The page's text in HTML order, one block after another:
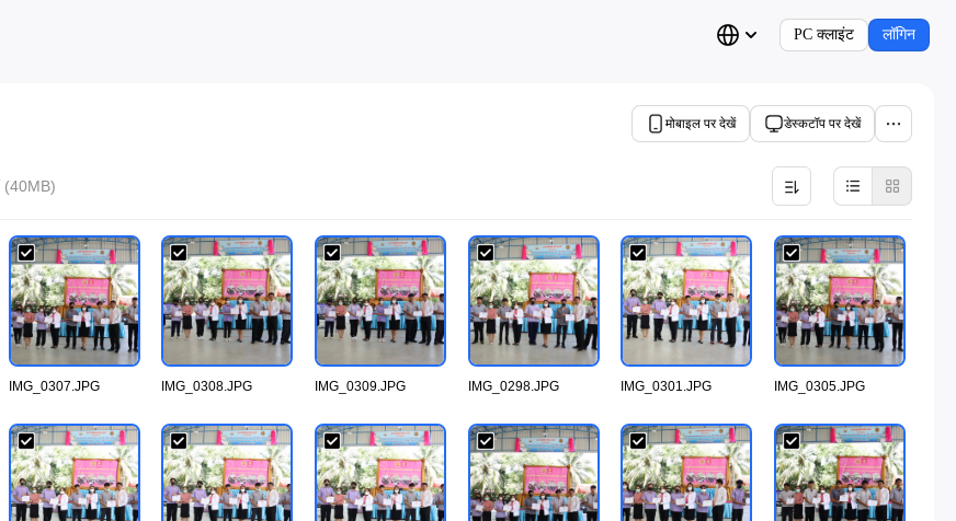
PC क्लाइंट लॉगिन
मोबाइल पर देखें डेस्कटॉप पर देखें
(40MB)
IMG_0307.JPG IMG_0308.JPG IMG_0309.JPG IMG_0298.JPG IMG_0301.JPG IMG_0305.JPG